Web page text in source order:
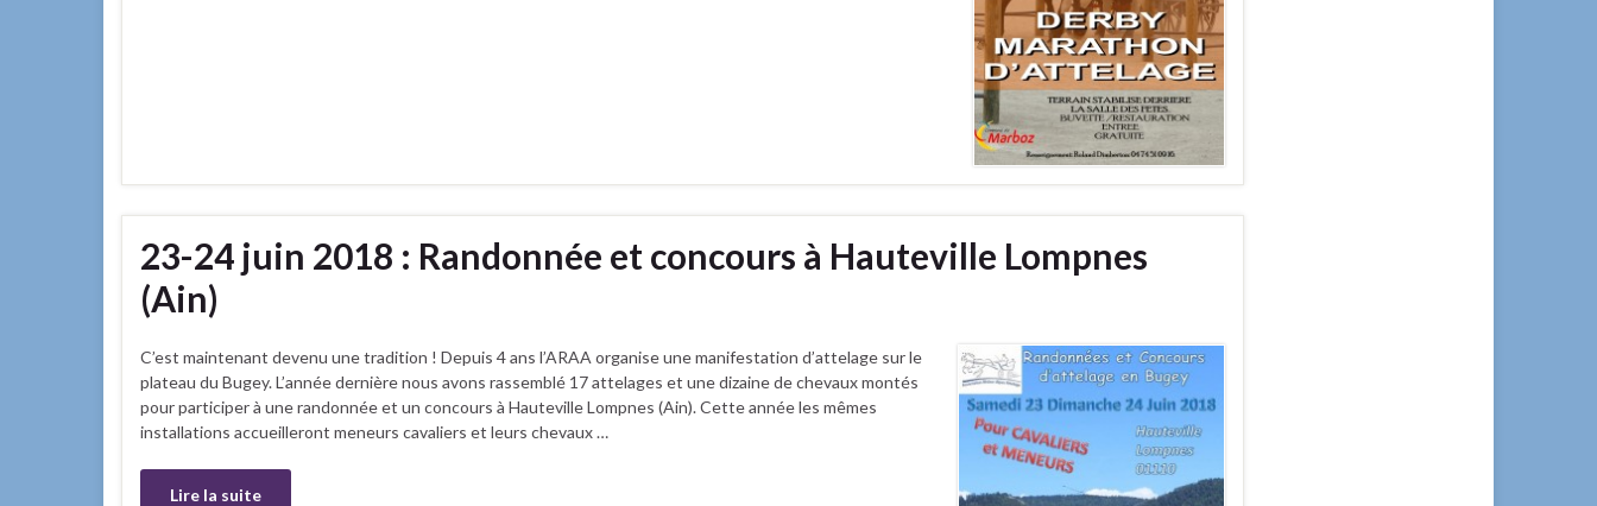
23-24 juin 2018 : Randonnée et concours à Hauteville Lompnes
(Ain)
C’est maintenant devenu une tradition ! Depuis 4 ans l’ARAA organise une manifestation d’attelage sur le
plateau du Bugey. L’année dernière nous avons rassemblé 17 attelages et une dizaine de chevaux montés
pour participer à une randonnée et un concours à Hauteville Lompnes (Ain). Cette année les mêmes
installations accueilleront meneurs cavaliers et leurs chevaux …
Lire la suite